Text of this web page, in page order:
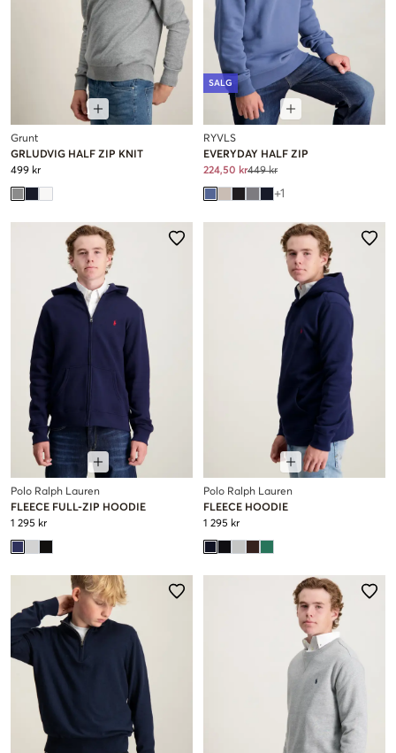
Grunt
GRLUDVIG HALF ZIP KNIT
499 kr
SALG
RYVLS
EVERYDAY HALF ZIP
224,50 kr449 kr
+1
Polo Ralph Lauren
FLEECE FULL-ZIP HOODIE
1 295 kr
Polo Ralph Lauren
FLEECE HOODIE
1 295 kr